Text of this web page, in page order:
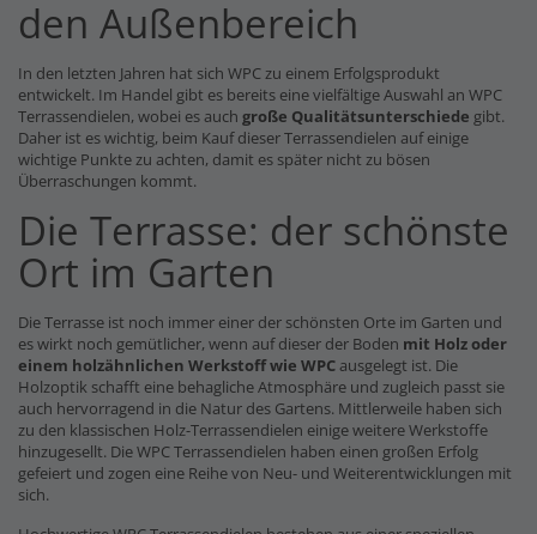
den Außenbereich
In den letzten Jahren hat sich WPC zu einem Erfolgsprodukt
entwickelt. Im Handel gibt es bereits eine vielfältige Auswahl an WPC
Terrassendielen, wobei es auch große Qualitätsunterschiede gibt.
Daher ist es wichtig, beim Kauf dieser Terrassendielen auf einige
wichtige Punkte zu achten, damit es später nicht zu bösen
Überraschungen kommt.
Die Terrasse: der schönste
Ort im Garten
Die Terrasse ist noch immer einer der schönsten Orte im Garten und
es wirkt noch gemütlicher, wenn auf dieser der Boden mit Holz oder
einem holzähnlichen Werkstoff wie WPCausgelegt ist. Die
Holzoptik schafft eine behagliche Atmosphäre und zugleich passt sie
auch hervorragend in die Natur des Gartens. Mittlerweile haben sich
zu den klassischen Holz-Terrassendielen einige weitere Werkstoffe
hinzugesellt. Die WPC Terrassendielen haben einen großen Erfolg
gefeiert und zogen eine Reihe von Neu- und Weiterentwicklungen mit
sich.